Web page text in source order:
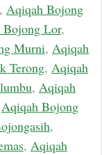
, Aqiqah Bojong
Lor,
Murni, Aqiqah
Terong, Aqiqah
, Aqiqah
Aqiqah Bojong
,
, Aqiqah